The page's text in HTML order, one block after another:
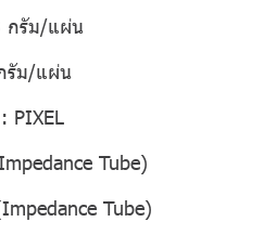
กรัม/แผ่น
รัม/แผ่น
: PIXEL
Tube)
Tube)